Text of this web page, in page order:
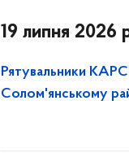
19 липня 2026
Рятувальники КАРС
Солом'янському